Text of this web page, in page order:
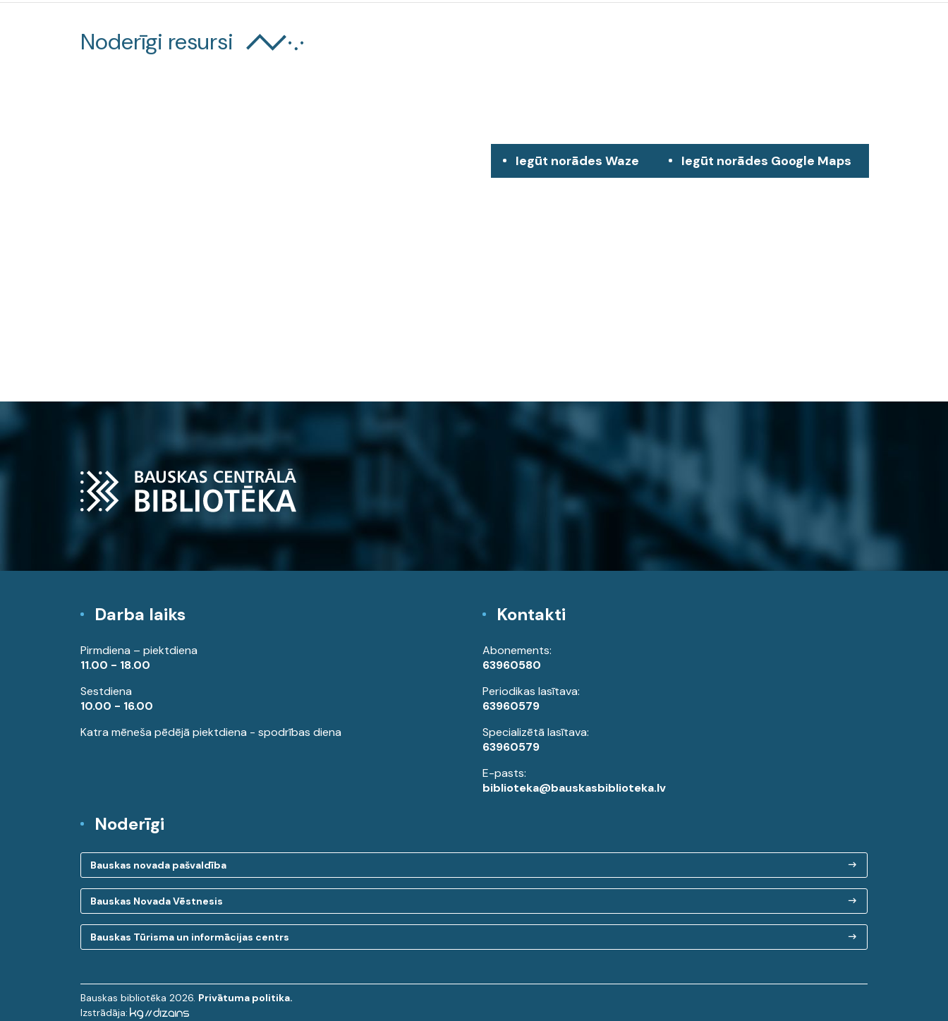
Noderīgi resursi
Iegūt norādes Waze Iegūt norādes Google Maps
Darba laiks
Pirmdiena – piektdiena
11.00 - 18.00
Sestdiena
10.00 - 16.00
Katra mēneša pēdējā piektdiena - spodrības diena
Kontakti
Abonements:
63960580
Periodikas lasītava:
63960579
Specializētā lasītava:
63960579
E-pasts:
biblioteka@bauskasbiblioteka.lv
Noderīgi
Bauskas novada pašvaldība
Bauskas Novada Vēstnesis
Bauskas Tūrisma un informācijas centrs
Bauskas bibliotēka 2026. Privātuma politika.
Izstrādāja: